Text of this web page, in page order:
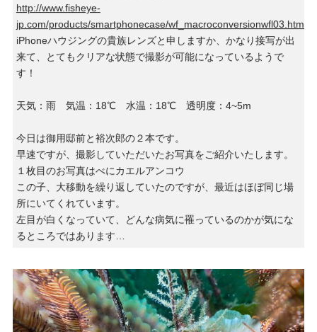
http://www.fisheye-
jp.com/products/smartphonecase/wf_macroconversionwfl03.html
iPhoneハウジングの貴族レンズと申しますか、かなり接写が出
来て、とてもクリアな状態で撮影が可能になっているようで
す！
天気：雨 気温：18℃ 水温：18℃ 透明度：4~5m
今日は御用邸前と裕次郎の２本です。
早速ですが、撮影していただいたお写真をご紹介いたします。
１枚目のお写真はべにカエルアンコウ
この子、大移動を繰り返していたのですが、最近はほぼ同じ場
所にいてくれています。
左目が白くなっていて、どんな病気に罹っているのかが気にな
るところではあります…